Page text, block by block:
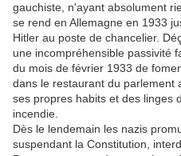
gauchiste, n'ayant absolument
se rend en Allemagne en 1933
Hitler au poste de chancelier.
une incompréhensible passivité
du mois de février 1933 de
dans le restaurant du parlement
ses propres habits et des linges
incendie.
Dès le lendemain les nazis
suspendant la Constitution,